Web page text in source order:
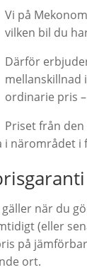
Vi på
vilken bil du
Därför
mellanskillnad
ordinarie pris
Priset från
i närområdet
när du
(eller
på
ort.